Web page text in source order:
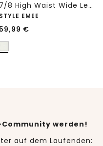
7/8 High Waist Wide Leg Jeans im Loose Fit
STYLE EMEE
59,99 €
werden!
auf dem Laufenden: